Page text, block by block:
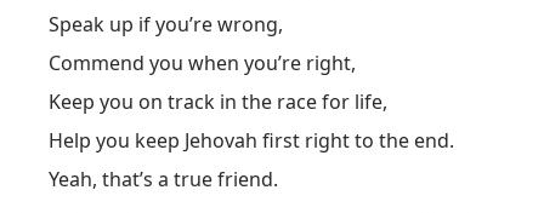
Speak up if you’re wrong,
Commend you when you’re right,
Keep you on track in the race for life,
Help you keep Jehovah first right to the end.
Yeah, that’s a true friend.